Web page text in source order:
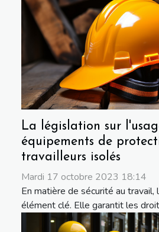
La législation sur
équipements de
travailleurs isolés
Mardi 17 octobre 2023 18:14
En matière de sécurité au
élément clé. Elle garantit les